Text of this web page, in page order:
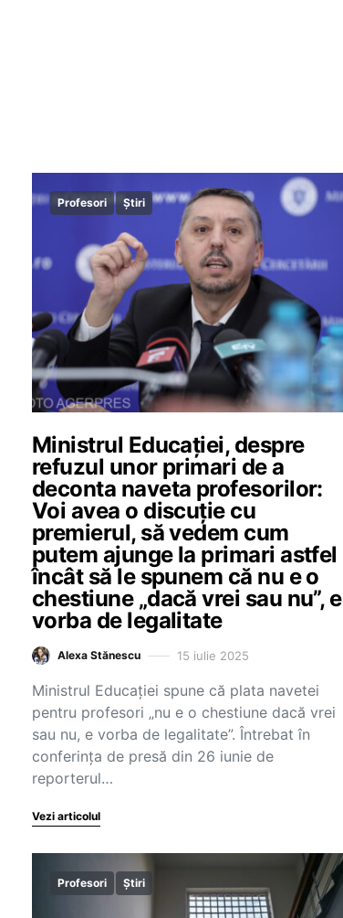
Profesori Știri
Ministrul Educației, despre
refuzul unor primari de a
deconta naveta profesorilor:
Voi avea o discuție cu
premierul, să vedem cum
putem ajunge la primari astfel
încât să le spunem că nu e o
chestiune „dacă vrei sau nu”, e
vorba de legalitate
Alexa Stănescu 15 iulie 2025
Ministrul Educației spune că plata navetei
pentru profesori „nu e o chestiune dacă vrei
sau nu, e vorba de legalitate”. Întrebat în
conferința de presă din 26 iunie de
reporterul…
Vezi articolul
Profesori Știri